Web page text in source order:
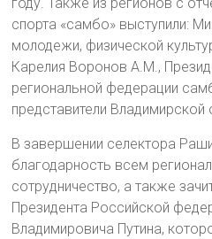
спорта «самбо» выступили:
молодежи, физической
Карелия Воронов А.М.,
региональной федерации
представители Владимирской
В завершении селектора
благодарность всем
сотрудничество, а также
Президента Российской
Владимировича Путина,